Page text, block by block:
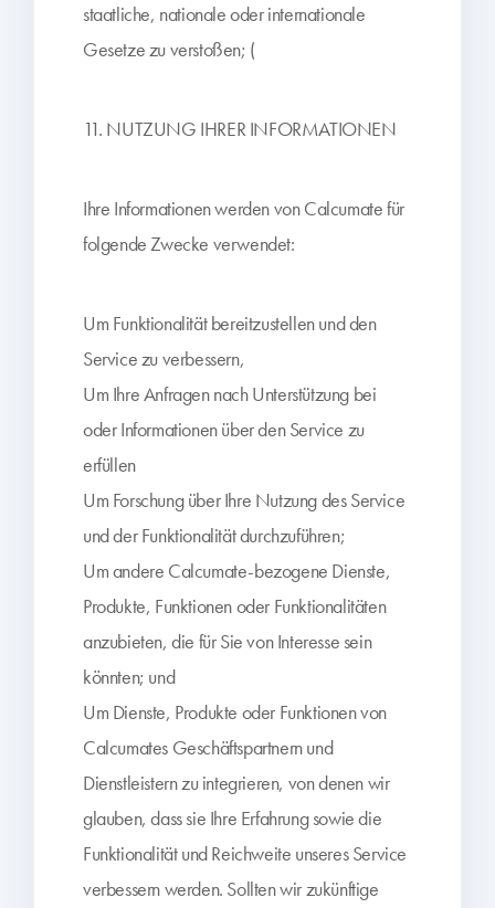
staatliche, nationale oder internationale
Gesetze zu verstoßen; (
11. NUTZUNG IHRER INFORMATIONEN
Ihre Informationen werden von Calcumate für
folgende Zwecke verwendet:
Um Funktionalität bereitzustellen und den
Service zu verbessern,
Um Ihre Anfragen nach Unterstützung bei
oder Informationen über den Service zu
erfüllen
Um Forschung über Ihre Nutzung des Service
und der Funktionalität durchzuführen;
Um andere Calcumate-bezogene Dienste,
Produkte, Funktionen oder Funktionalitäten
anzubieten, die für Sie von Interesse sein
könnten; und
Um Dienste, Produkte oder Funktionen von
Calcumates Geschäftspartnern und
Dienstleistern zu integrieren, von denen wir
glauben, dass sie Ihre Erfahrung sowie die
Funktionalität und Reichweite unseres Service
verbessern werden. Sollten wir zukünftige